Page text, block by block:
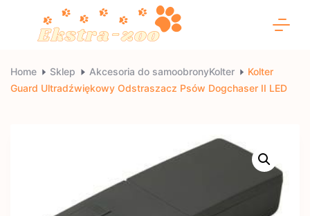
Ekstra-
zoo
Home Sklep Akcesoria do samoobronyKolter
Kolter
Guard Ultradźwiękowy Odstraszacz Psów Dogchaser II LED